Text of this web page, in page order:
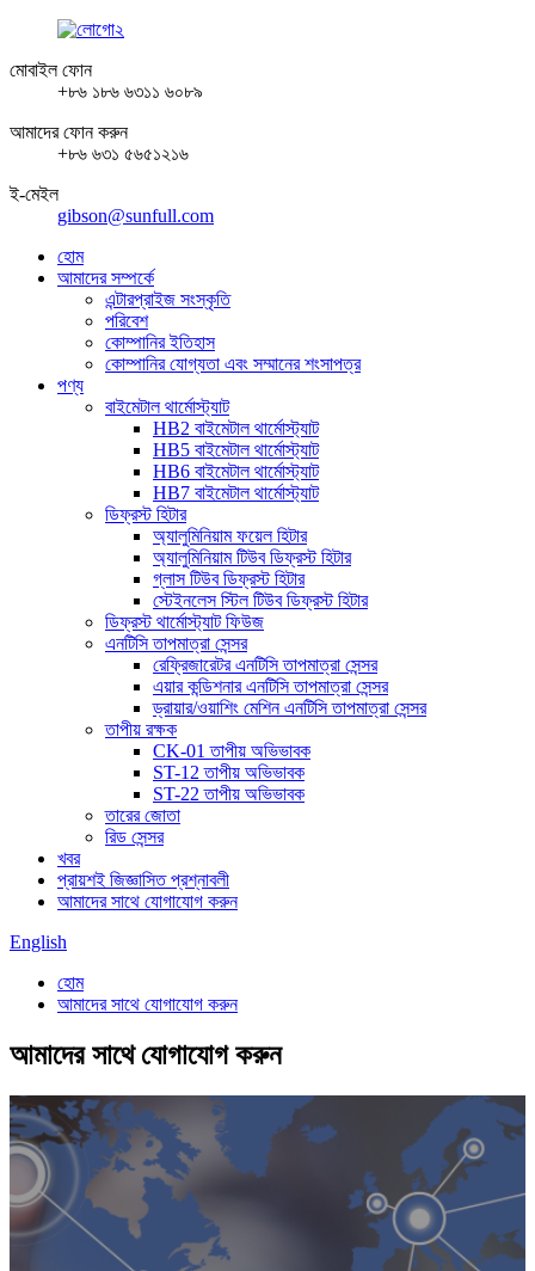
মোবাইল ফোন
+৮৬ ১৮৬ ৬৩১১ ৬০৮৯
আমাদের ফোন করুন
+৮৬ ৬৩১ ৫৬৫১২১৬
ই-মেইল
gibson@sunfull.com
হোম
আমাদের সম্পর্কে
এন্টারপ্রাইজ সংস্কৃতি
পরিবেশ
কোম্পানির ইতিহাস
কোম্পানির যোগ্যতা এবং সম্মানের শংসাপত্র
পণ্য
বাইমেটাল থার্মোস্ট্যাট
HB2 বাইমেটাল থার্মোস্ট্যাট
HB5 বাইমেটাল থার্মোস্ট্যাট
HB6 বাইমেটাল থার্মোস্ট্যাট
HB7 বাইমেটাল থার্মোস্ট্যাট
ডিফ্রস্ট হিটার
অ্যালুমিনিয়াম ফয়েল হিটার
অ্যালুমিনিয়াম টিউব ডিফ্রস্ট হিটার
গ্লাস টিউব ডিফ্রস্ট হিটার
স্টেইনলেস স্টিল টিউব ডিফ্রস্ট হিটার
ডিফ্রস্ট থার্মোস্ট্যাট ফিউজ
এনটিসি তাপমাত্রা সেন্সর
রেফ্রিজারেটর এনটিসি তাপমাত্রা সেন্সর
এয়ার কন্ডিশনার এনটিসি তাপমাত্রা সেন্সর
ড্রায়ার/ওয়াশিং মেশিন এনটিসি তাপমাত্রা সেন্সর
তাপীয় রক্ষক
CK-01 তাপীয় অভিভাবক
ST-12 তাপীয় অভিভাবক
ST-22 তাপীয় অভিভাবক
তারের জোতা
রিড সেন্সর
খবর
প্রায়শই জিজ্ঞাসিত প্রশ্নাবলী
আমাদের সাথে যোগাযোগ করুন
English
হোম
আমাদের সাথে যোগাযোগ করুন
আমাদের সাথে যোগাযোগ করুন